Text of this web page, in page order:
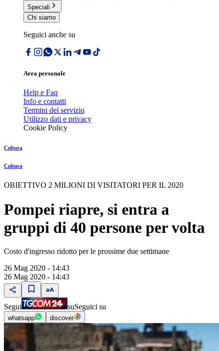
Speciali
Chi siamo
Seguici anche su
Area personale
Help e Faq
Info e contatti
Termini del servizio
Utilizzo dati e privacy
Cookie Policy
Cultura
Cultura
OBIETTIVO 2 MILIONI DI VISITATORI PER IL 2020
Pompei riapre, si entra a
gruppi di 40 persone per volta
Costo d'ingresso ridotto per le prossime due settimane
26 Mag 2020 - 14:43
26 Mag 2020 - 14:43
Segui suSeguici su
whatsapp discover